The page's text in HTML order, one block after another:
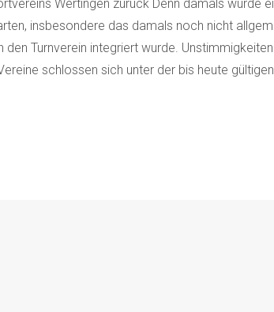
Wertingen zurück Denn damals wurde
insbesondere das damals noch nicht
den Turnverein integriert wurde.
schlossen sich unter der bis heute